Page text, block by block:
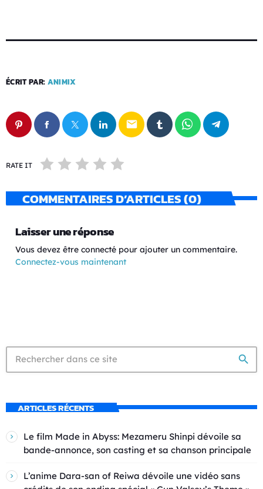
ÉCRIT PAR: ANIMIX
email
RATE IT
COMMENTAIRES D’ARTICLES (0)
Laisser une réponse
Vous devez être connecté pour ajouter un commentaire.
Connectez-vous maintenant
search
ARTICLES RÉCENTS
Le film Made in Abyss: Mezameru Shinpi dévoile sa
bande-annonce, son casting et sa chanson principale
L’anime Dara-san of Reiwa dévoile une vidéo sans